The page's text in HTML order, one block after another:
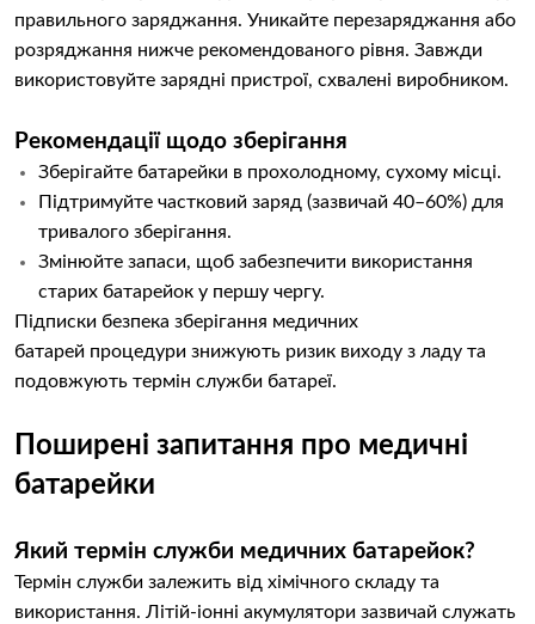
правильного заряджання. Уникайте перезаряджання або
розряджання нижче рекомендованого рівня. Завжди
використовуйте зарядні пристрої, схвалені виробником.
Рекомендації щодо зберігання
Зберігайте батарейки в прохолодному, сухому місці.
Підтримуйте частковий заряд (зазвичай 40–60%) для
тривалого зберігання.
Змінюйте запаси, щоб забезпечити використання
старих батарейок у першу чергу.
Підписки безпека зберігання медичних
батарей процедури знижують ризик виходу з ладу та
подовжують термін служби батареї.
Поширені запитання про медичні
батарейки
Який термін служби медичних батарейок?
Термін служби залежить від хімічного складу та
використання. Літій-іонні акумулятори зазвичай служать